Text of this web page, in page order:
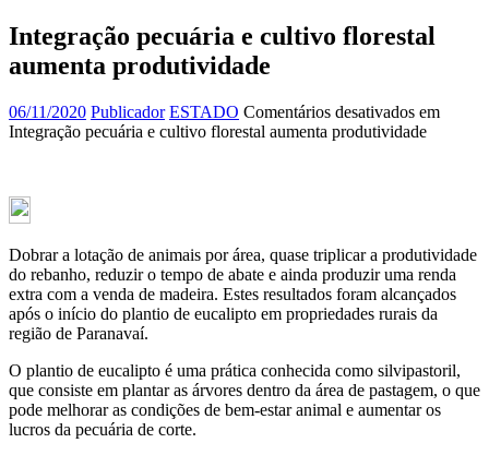
Integração pecuária e cultivo florestal
aumenta produtividade
06/11/2020 Publicador ESTADO Comentários desativados em
Integração pecuária e cultivo florestal aumenta produtividade
Dobrar a lotação de animais por área, quase triplicar a produtividade
do rebanho, reduzir o tempo de abate e ainda produzir uma renda
extra com a venda de madeira. Estes resultados foram alcançados
após o início do plantio de eucalipto em propriedades rurais da
região de Paranavaí.
O plantio de eucalipto é uma prática conhecida como silvipastoril,
que consiste em plantar as árvores dentro da área de pastagem, o que
pode melhorar as condições de bem-estar animal e aumentar os
lucros da pecuária de corte.